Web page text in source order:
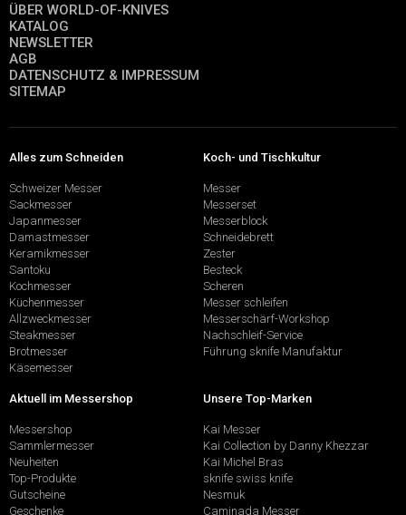
ÜBER WORLD-OF-KNIVES
KATALOG
NEWSLETTER
AGB
DATENSCHUTZ & IMPRESSUM
SITEMAP
Alles zum Schneiden
Schweizer Messer
Sackmesser
Japanmesser
Damastmesser
Keramikmesser
Santoku
Kochmesser
Küchenmesser
Allzweckmesser
Steakmesser
Brotmesser
Käsemesser
Koch- und Tischkultur
Messer
Messerset
Messerblock
Schneidebrett
Zester
Besteck
Scheren
Messer schleifen
Messerschärf-Workshop
Nachschleif-Service
Führung sknife Manufaktur
Aktuell im Messershop
Messershop
Sammlermesser
Neuheiten
Top-Produkte
Gutscheine
Geschenke
Unsere Top-Marken
Kai Messer
Kai Collection by Danny Khezzar
Kai Michel Bras
sknife swiss knife
Nesmuk
Caminada Messer